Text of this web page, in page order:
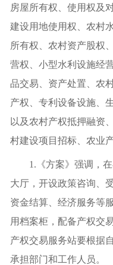
房屋所有权、使用权及
建设用地使用权、农村
所有权、农村资产股权
营权、小型水利设施经
品交易、资产处置、农
产权、专利设备设施、
以及农村产权抵押融资
村建设项目招标、农业
1.《方案》强调，
大厅，开设政策咨询、
资金结算、经济服务等
用档案柜，配备产权交
产权交易服务站要根据
承担部门和工作人员。